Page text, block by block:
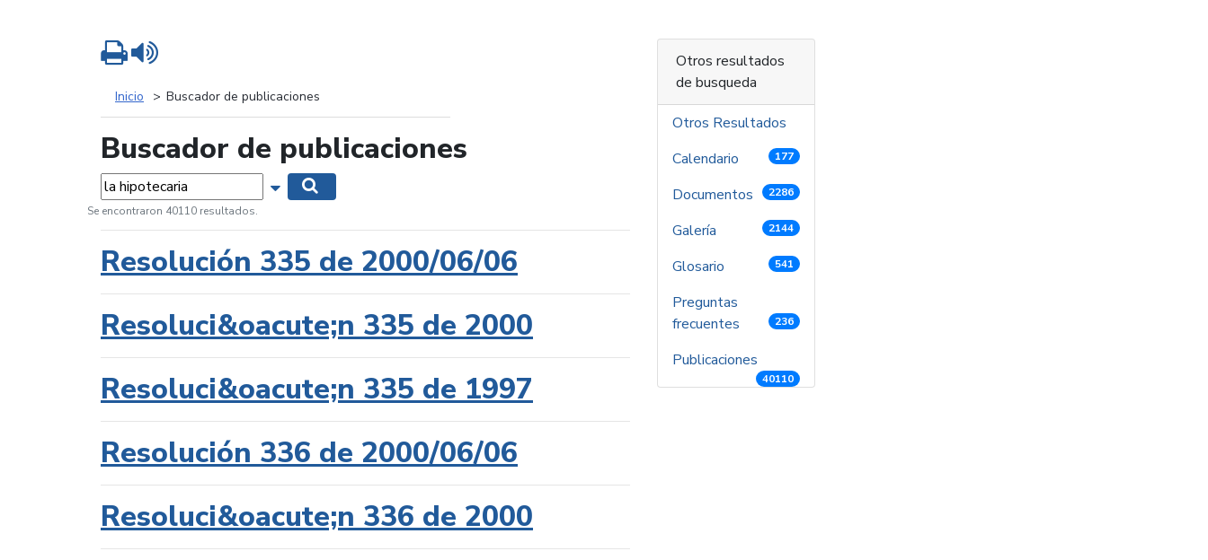
Inicio Buscador de publicaciones
Buscador de publicaciones
Palabras... Mostrar opciones de búsqueda
Se encontraron 40110 resultados.
Resolución 335 de 2000/06/06
Resoluci&oacute;n 335 de 2000
Resoluci&oacute;n 335 de 1997
Resolución 336 de 2000/06/06
Resoluci&oacute;n 336 de 2000
Imprimir
Otros resultados
de busqueda
Otros Resultados
Calendario
177
Documentos 2286
Galería 2144
Glosario 541
Preguntas
frecuentes
236
Publicaciones
40110